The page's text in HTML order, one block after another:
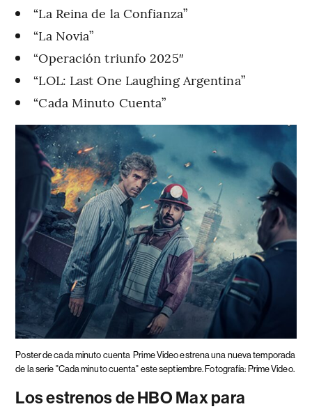
“La Reina de la Confianza”
“La Novia”
“Operación triunfo 2025″
“LOL: Last One Laughing Argentina”
“Cada Minuto Cuenta”
Poster de cada minuto cuenta Prime Video estrena una nueva temporada
de la serie "Cada minuto cuenta" este septiembre. Fotografía: Prime Video.
Los estrenos de HBO Max para